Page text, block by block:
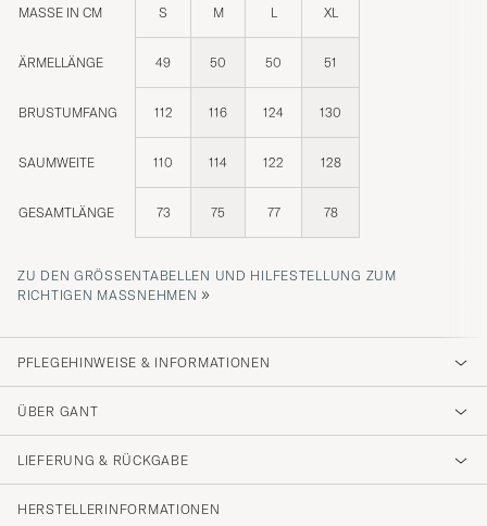
MASSE IN CM S M L XL
ÄRMELLÄNGE 49 50 50 51
BRUSTUMFANG 112 116 124 130
SAUMWEITE 110 114 122 128
GESAMTLÄNGE 73 75 77 78
ZU DEN GRÖSSENTABELLEN UND HILFESTELLUNG ZUM R
ICHTIGEN MASSNEHMEN
»
PFLEGEHINWEISE & INFORMATIONEN
ÜBER GANT
LIEFERUNG & RÜCKGABE
HERSTELLERINFORMATIONEN